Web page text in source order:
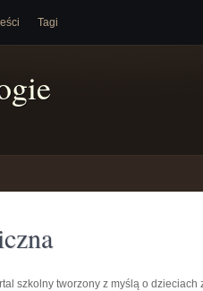
Tagi
szkolny tworzony z myślą o